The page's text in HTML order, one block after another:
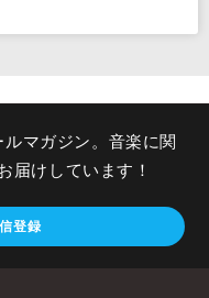
マガジン。音楽に関
届けしています！
登録